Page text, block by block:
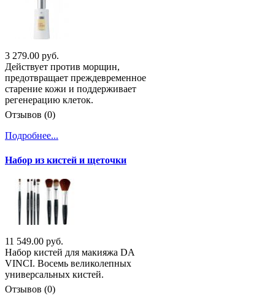
3 279.00 руб.
Действует против морщин,
предотвращает преждевременное
старение кожи и поддерживает
регенерацию клеток.
Отзывов (0)
Подробнее...
Набор из кистей и щеточки
11 549.00 руб.
Набор кистей для макияжа DA
VINCI. Восемь великолепных
универсальных кистей.
Отзывов (0)